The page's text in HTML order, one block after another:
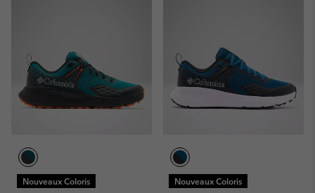
Nouveaux Coloris Nouveaux Coloris